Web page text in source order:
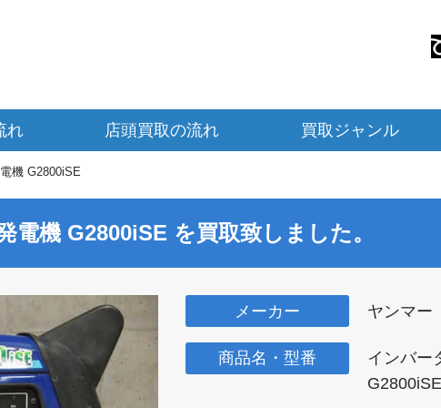
れ 店頭買取の流れ 買取ジャンル
機 G2800iSE
電機 G2800iSE を買取致しました。
メーカー ヤンマー
商品名・型番
インバー
G2800iSE